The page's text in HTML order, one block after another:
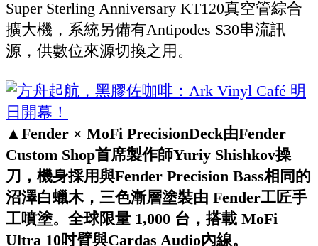
Super Sterling Anniversary KT120真空管綜合
擴大機，系統另備有Antipodes S30串流訊
源，供數位來源切換之用。
▲Fender × MoFi PrecisionDeck由Fender
Custom Shop首席製作師Yuriy Shishkov操
刀，機身採用與Fender Precision Bass相同的
沼澤白蠟木，三色漸層塗裝由 Fender工匠手
工噴塗。全球限量 1,000 台，搭載 MoFi
Ultra 10吋臂與Cardas Audio內線。